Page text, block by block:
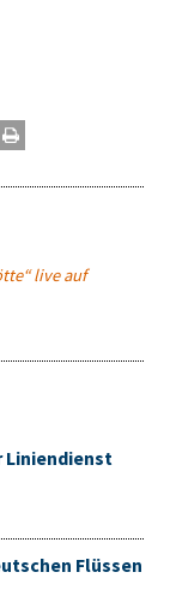
live auf
Liniendienst
Flüssen